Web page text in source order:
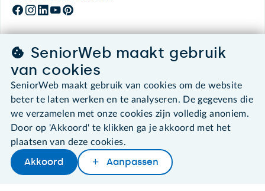
Later lezenDelenWoordenboek
©2026 SeniorWeb
Algemene voorwaarden
Cookies en cookie-instellingen
Disclaimer
Privacybeleid
About SeniorWeb
SeniorWeb maakt gebruik
van cookies
SeniorWeb maakt gebruik van cookies om de website
beter te laten werken en te analyseren. De gegevens die
we verzamelen met onze cookies zijn volledig anoniem.
Door op 'Akkoord' te klikken ga je akkoord met het
plaatsen van deze cookies.
Akkoord Aanpassen